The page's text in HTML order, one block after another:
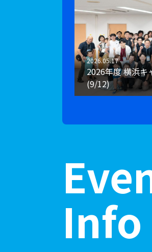
2026.05.17
2026年度 横浜キ
(9/12)
Info